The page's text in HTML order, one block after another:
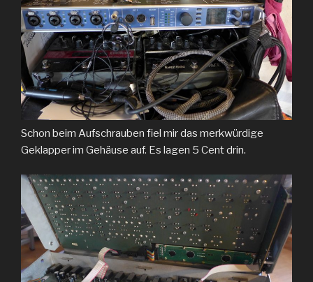
Schon beim Aufschrauben fiel mir das merkwürdige
Geklapper im Gehäuse auf. Es lagen 5 Cent drin.